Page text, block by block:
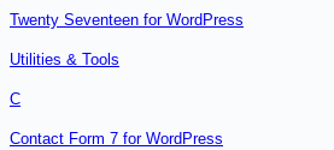
Twenty Seventeen for WordPress
Utilities & Tools
C
Contact Form 7 for WordPress